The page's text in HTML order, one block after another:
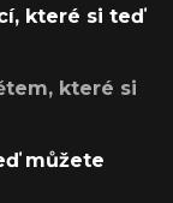
které si teď
které si
můžete